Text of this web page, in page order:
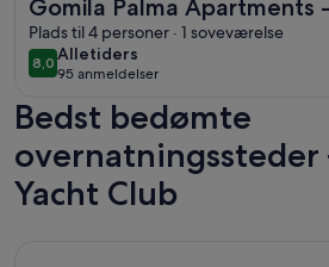
Gomila Palma Apartments
Opening
Plads til 4 personer · 1 soveværelse
8,08,0 ud af 10
Alletiders
alletiders
95 anmeldelser
(95
anmeldelser)
Bedst bedømte
overnatningssteder
Yacht Club
Flere oplysninger om Fantastisk